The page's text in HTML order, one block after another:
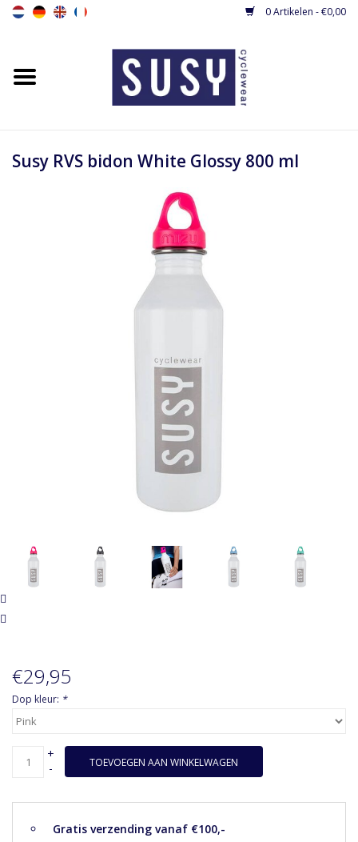
0 Artikelen - €0,00
Home
Dames fietsshirts
Susy RVS bidon White Glossy 800 ml
€29,95
Dop kleur: *
+
-
TOEVOEGEN AAN WINKELWAGEN
Gratis verzending vanaf €100,-